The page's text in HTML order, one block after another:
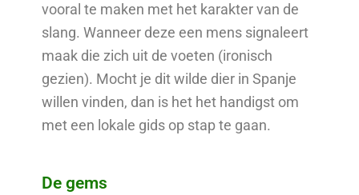
vooral te maken met het karakter van de
slang. Wanneer deze een mens signaleert
maak die zich uit de voeten (ironisch
gezien). Mocht je dit wilde dier in Spanje
willen vinden, dan is het het handigst om
met een lokale gids op stap te gaan.
De gems